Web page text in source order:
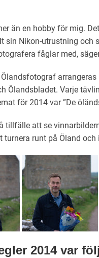
än en hobby för mig.
sin Nikon-utrustning och
fåglar med,
Ölandsbladet. Varje
för 2014 var ”De
tillfälle att se
turnera runt på Öland och
2014 var